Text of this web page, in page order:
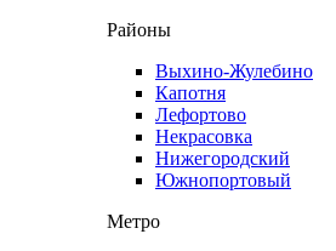
Районы
Выхино-Жулебино
Капотня
Лефортово
Некрасовка
Нижегородский
Южнопортовый
Метро